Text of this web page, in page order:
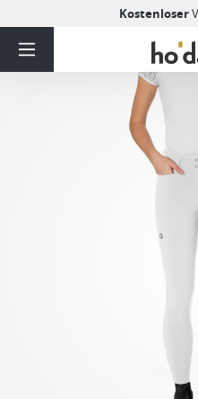
Kostenloser